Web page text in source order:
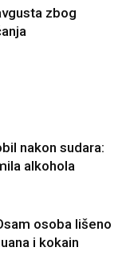
zbog
nakon sudara:
alkohola
osoba lišeno
i kokain